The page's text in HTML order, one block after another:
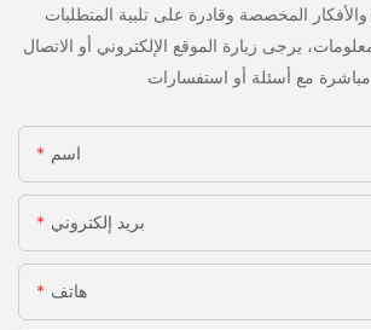
المخصصة وقادرة على تلبية المتطلبات
يرجى زيارة الموقع الإلكتروني أو الاتصال
اسم
بريد إلكتروني
هاتف